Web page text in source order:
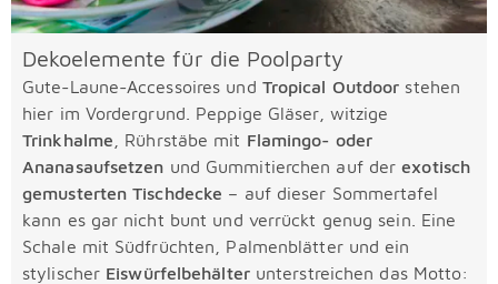
Dekoelemente für die Poolparty
Gute-Laune-Accessoires und Tropical Outdoor stehen
hier im Vordergrund. Peppige Gläser, witzige
Trinkhalme , Rührstäbe mit Flamingo- oder
Ananasaufsetzen und Gummitierchen auf derexotisch
gemusterten Tischdecke – auf dieser Sommertafel
kann es gar nicht bunt und verrückt genug sein. Eine
Schale mit Südfrüchten, Palmenblätter und ein
stylischer Eiswürfelbehälter unterstreichen das Motto: